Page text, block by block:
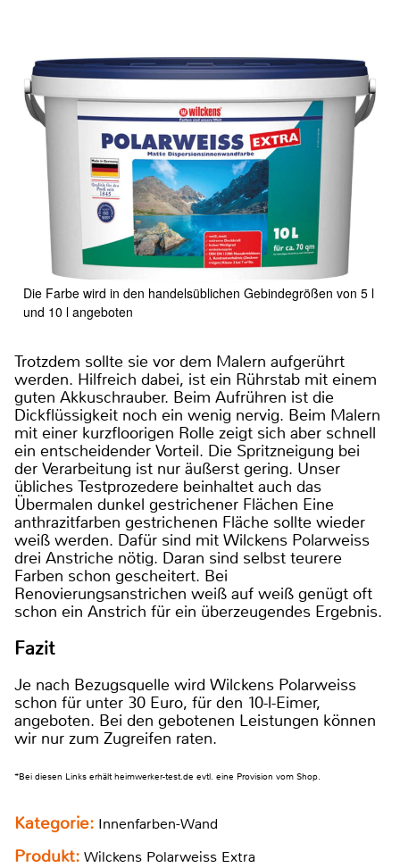
Die Farbe wird in den handelsüblichen Gebindegrößen von 5 l
und 10 l angeboten
Trotzdem sollte sie vor dem Malern aufgerührt
werden. Hilfreich dabei, ist ein Rührstab mit einem
guten Akkuschrauber. Beim Aufrühren ist die
Dickflüssigkeit noch ein wenig nervig. Beim Malern
mit einer kurzfloorigen Rolle zeigt sich aber schnell
ein entscheidender Vorteil. Die Spritzneigung bei
der Verarbeitung ist nur äußerst gering. Unser
übliches Testprozedere beinhaltet auch das
Übermalen dunkel gestrichener Flächen Eine
anthrazitfarben gestrichenen Fläche sollte wieder
weiß werden. Dafür sind mit Wilckens Polarweiss
drei Anstriche nötig. Daran sind selbst teurere
Farben schon gescheitert. Bei
Renovierungsanstrichen weiß auf weiß genügt oft
schon ein Anstrich für ein überzeugendes Ergebnis.
Fazit
Je nach Bezugsquelle wird Wilckens Polarweiss
schon für unter 30 Euro, für den 10-l-Eimer,
angeboten. Bei den gebotenen Leistungen können
wir nur zum Zugreifen raten.
*Bei diesen Links erhält heimwerker-test.de evtl. eine Provision vom Shop.
Kategorie: Innenfarben-Wand
Produkt: Wilckens Polarweiss Extra